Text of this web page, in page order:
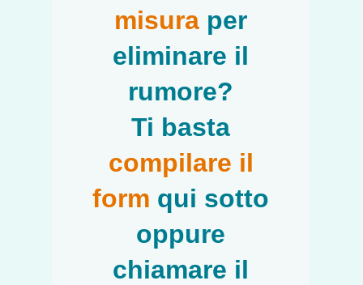
misura per
eliminare il
rumore?
Ti basta
compilare il
form qui sotto
oppure
chiamare il